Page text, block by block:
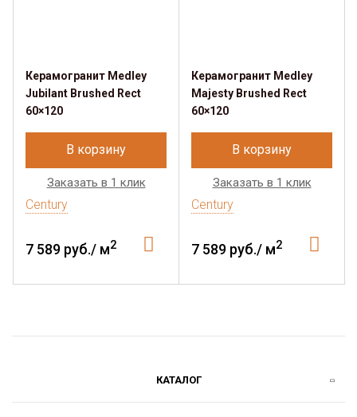
Керамогранит Medley
Jubilant Brushed Rect
60×120
В корзину
Заказать в 1 клик
Century
7 589 руб./ м2
Керамогранит Medley
Majesty Brushed Rect
60×120
В корзину
Заказать в 1 клик
Century
7 589 руб./ м2
КАТАЛОГ